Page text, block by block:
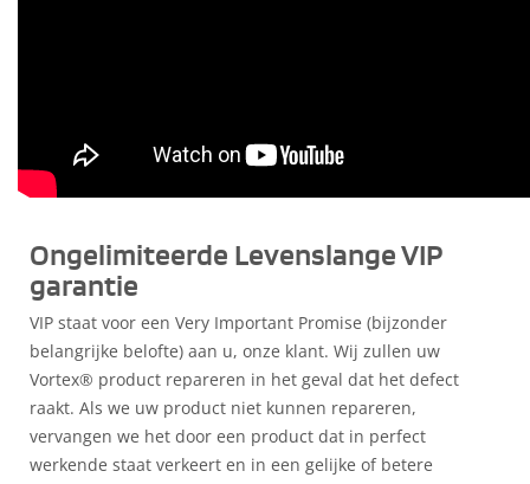
Ongelimiteerde Levenslange VIP
garantie
VIP staat voor een Very Important Promise (bijzonder
belangrijke belofte) aan u, onze klant. Wij zullen uw
Vortex® product repareren in het geval dat het defect
raakt. Als we uw product niet kunnen repareren,
vervangen we het door een product dat in perfect
werkende staat verkeert en in een gelijke of betere